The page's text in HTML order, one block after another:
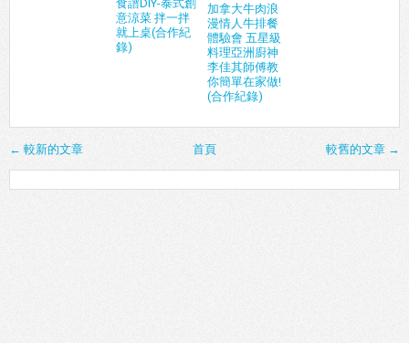
食譜DIY-泰式創
意涼菜 拌一拌
就上桌(合作紀
錄)
加拿大牛肉浪
漫情人牛排餐
體驗會 五星級
料理亞洲廚神
李佳其師傅教
你簡單在家做!
(合作紀錄)
← 較新的文章 較舊的文章 →
首頁